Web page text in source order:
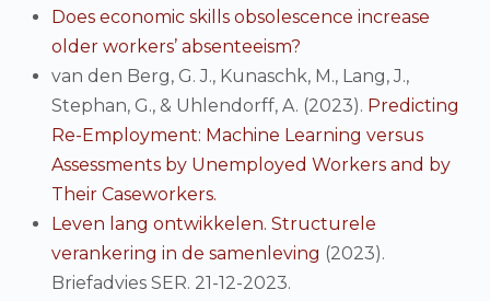
Does economic skills obsolescence increase
older workers’ absenteeism?
van den Berg, G. J., Kunaschk, M., Lang, J.,
Stephan, G., & Uhlendorff, A. (2023). Predicting
Re-Employment: Machine Learning versus
Assessments by Unemployed Workers and by
Their Caseworkers.
Leven lang ontwikkelen. Structurele
verankering in de samenleving (2023).
Briefadvies SER. 21-12-2023.